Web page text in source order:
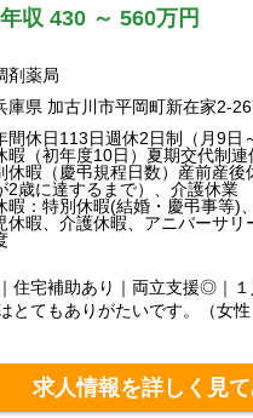
年収 430 ～ 560万円
剤薬局
庫県 加古川市平岡町新在家2-
間休日113日週休2日制（月9日
暇（初年度10日）夏期交代制
休暇（慶弔規程日数）産前産後
2歳に達するまで）、介護休業
暇：特別休暇(結婚・慶弔事等)
休暇、介護休暇、アニバーサリ
住宅補助あり｜両立支援◎｜１
とてもありがたいです。（女
求人情報を詳しく見